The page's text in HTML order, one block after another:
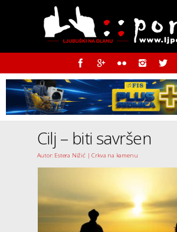
Cilj – biti savršen
Autor: Estera Nižić | Crkva na kamenu